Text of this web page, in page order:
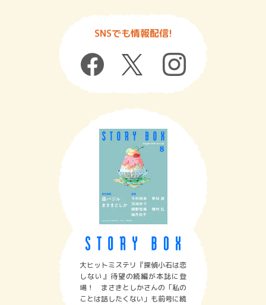
SNSでも情報配信!
大ヒットミステリ『探偵小石は恋
しない』待望の続編が本誌に登
場！ まさきとしかさんの「私の
ことは話したくない」も前号に続